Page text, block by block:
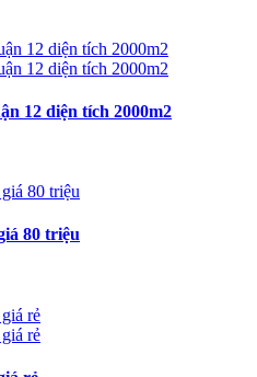
12 diện tích 2000m2
80 triệu